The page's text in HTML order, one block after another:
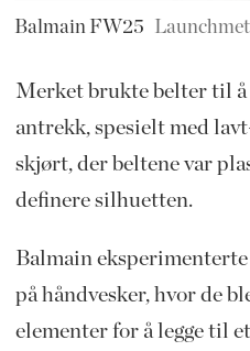
Balmain FW25
Merket brukte belter til
antrekk, spesielt med
skjørt, der beltene var
definere silhuetten.
Balmain eksperimenterte
på håndvesker, hvor de
elementer for å legge til